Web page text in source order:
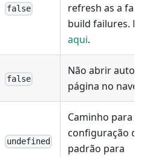
false
refresh as a
build failures.
aqui.
false
Não abrir
página no
undefined
Caminho para
configuração
padrão para